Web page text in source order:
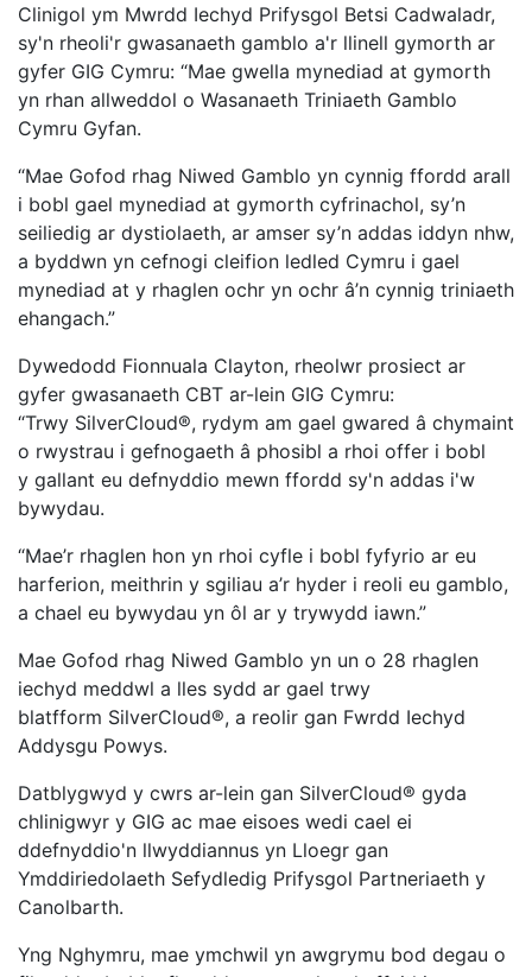
Clinigol ym Mwrdd Iechyd Prifysgol Betsi Cadwaladr,
sy'n rheoli'r gwasanaeth gamblo a'r llinell gymorth ar
gyfer GIG Cymru: “Mae gwella mynediad at gymorth
yn rhan allweddol o Wasanaeth Triniaeth Gamblo
Cymru Gyfan.
“Mae Gofod rhag Niwed Gamblo yn cynnig ffordd arall
i bobl gael mynediad at gymorth cyfrinachol, sy’n
seiliedig ar dystiolaeth, ar amser sy’n addas iddyn nhw,
a byddwn yn cefnogi cleifion ledled Cymru i gael
mynediad at y rhaglen ochr yn ochr â’n cynnig triniaeth
ehangach.”
Dywedodd Fionnuala Clayton, rheolwr prosiect ar
gyfer gwasanaeth CBT ar-lein GIG Cymru:
“Trwy SilverCloud®, rydym am gael gwared â chymaint
o rwystrau i gefnogaeth â phosibl a rhoi offer i bobl
y gallant eu defnyddio mewn ffordd sy'n addas i'w
bywydau.
“Mae’r rhaglen hon yn rhoi cyfle i bobl fyfyrio ar eu
harferion, meithrin y sgiliau a’r hyder i reoli eu gamblo,
a chael eu bywydau yn ôl ar y trywydd iawn.”
Mae Gofod rhag Niwed Gamblo yn un o 28 rhaglen
iechyd meddwl a lles sydd ar gael trwy
blatfform SilverCloud®, a reolir gan Fwrdd Iechyd
Addysgu Powys.
Datblygwyd y cwrs ar-lein gan SilverCloud® gyda
chlinigwyr y GIG ac mae eisoes wedi cael ei
ddefnyddio'n llwyddiannus yn Lloegr gan
Ymddiriedolaeth Sefydledig Prifysgol Partneriaeth y
Canolbarth.
Yng Nghymru, mae ymchwil yn awgrymu bod degau o